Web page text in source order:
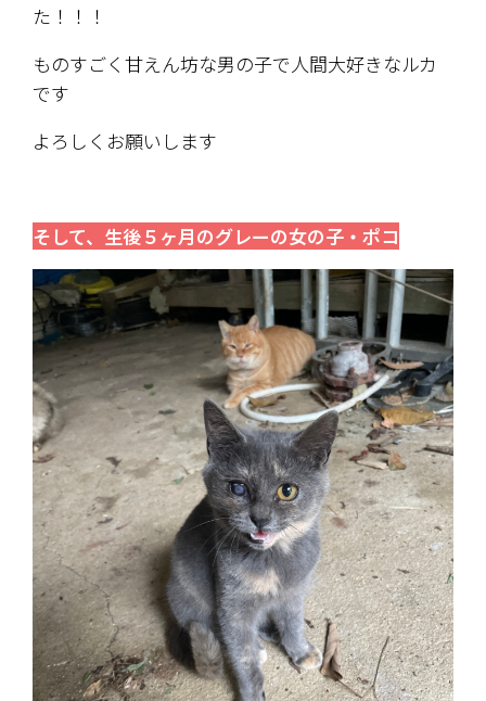
た！！！
ものすごく甘えん坊な男の子で人間大好きなルカ
です
よろしくお願いします
そして、生後５ヶ月のグレーの女の子・ポコ